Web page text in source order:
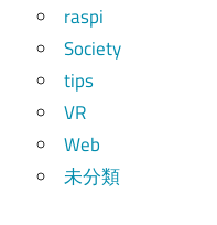
raspi
Society
tips
VR
Web
未分類